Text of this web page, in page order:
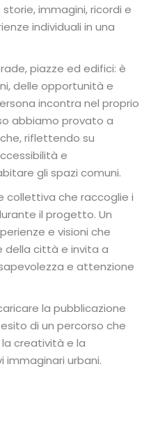
immagini, ricordi e
individuali in una
piazze ed edifici: è
delle opportunità e
incontra nel proprio
abbiamo provato a
riflettendo su
e
gli spazi comuni.
collettiva che raccoglie i
il progetto. Un
e visioni che
della città e invita a
e attenzione
la pubblicazione
di un percorso che
creatività e la
immaginari urbani.